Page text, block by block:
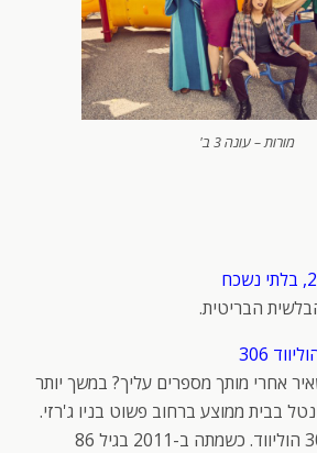
מורות – עונה 3 ב'
הבריטית.
אחרי מותך מספרים עליך? במשך יותר
בבית ממוצע ברחוב פשוט בניו ג'רזי.
הכתובת, ליתר דיוק: 306 הוליווד. כשמתה ב-2011 בגיל 86